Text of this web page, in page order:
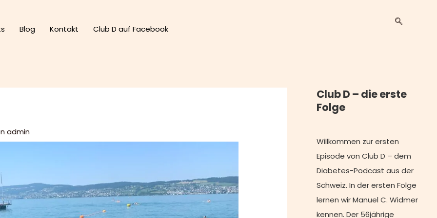
Blog Kontakt Club D auf Facebook
admin
Club D – die erste
Folge
Willkommen zur ersten
Episode von Club D – dem
Diabetes-Podcast aus der
Schweiz. In der ersten Folge
lernen wir Manuel C. Widmer
kennen. Der 56jährige